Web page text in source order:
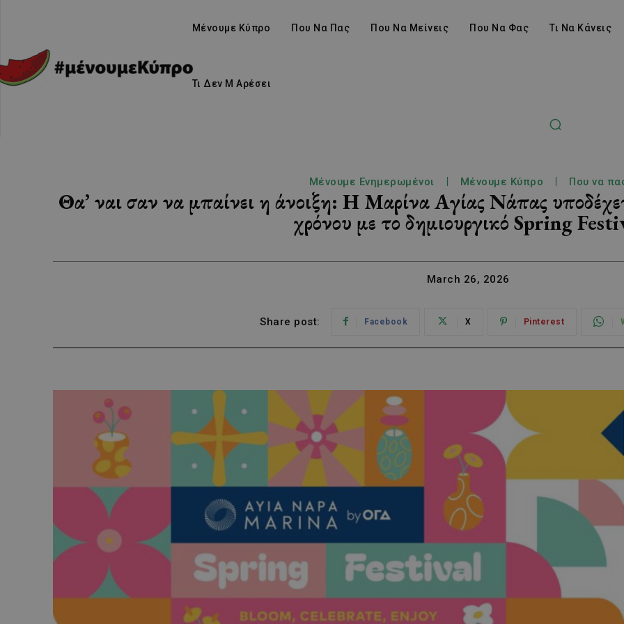
Μένουμε Κύπρο Που Να Πας Που Να Μείνεις Που Να Φας Τι Να Κάνεις
Τι Δεν Μ Αρέσει
Μένουμε Ενημερωμένοι Μένουμε Κύπρο Που να
Θα’ ναι σαν να μπαίνει η άνοιξη: Η Μαρίνα Αγίας Νάπας
χρόνου με το δημιουργικό Spring
March 26, 2026
Share post: Facebook X Pinterest